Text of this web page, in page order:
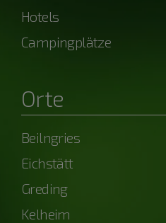
Hotels
Campingplätze
Orte
Beilngries
Eichstätt
Greding
Kelheim